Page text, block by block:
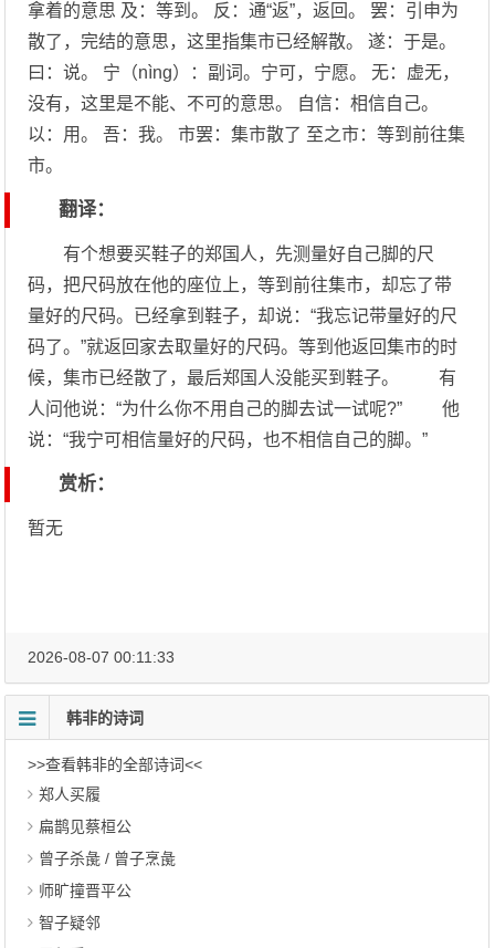
拿着的意思 及：等到。 反：通“返”，返回。 罢：引申为
散了，完结的意思，这里指集市已经解散。 遂：于是。
曰：说。 宁（nìng）：副词。宁可，宁愿。 无：虚无，
没有，这里是不能、不可的意思。 自信：相信自己。
以：用。 吾：我。 市罢：集市散了 至之市：等到前往集
市。
翻译：
有个想要买鞋子的郑国人，先测量好自己脚的尺
码，把尺码放在他的座位上，等到前往集市，却忘了带
量好的尺码。已经拿到鞋子，却说：“我忘记带量好的尺
码了。”就返回家去取量好的尺码。等到他返回集市的时
候，集市已经散了，最后郑国人没能买到鞋子。 有
人问他说：“为什么你不用自己的脚去试一试呢?” 他
说：“我宁可相信量好的尺码，也不相信自己的脚。”
赏析：
暂无
2026-08-07 00:11:33
韩非的诗词
>>查看韩非的全部诗词<<
郑人买履
扁鹊见蔡桓公
曾子杀彘 / 曾子烹彘
师旷撞晋平公
智子疑邻